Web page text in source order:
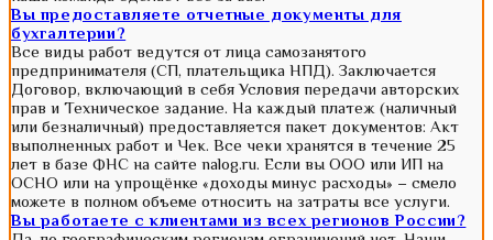
Вы предоставляете отчетные документы для
бухгалтерии?
Все виды работ ведутся от лица самозанятого
предпринимателя (СП, плательщика НПД). Заключается
Договор, включающий в себя Условия передачи авторских
прав и Техническое задание. На каждый платеж (наличный
или безналичный) предоставляется пакет документов: Акт
выполненных работ и Чек. Все чеки хранятся в течение 25
лет в базе ФНС на сайте nalog.ru. Если вы ООО или ИП на
ОСНО или на упрощёнке «доходы минус расходы» – смело
можете в полном объеме относить на затраты все услуги.
Вы работаете с клиентами из всех регионов России?